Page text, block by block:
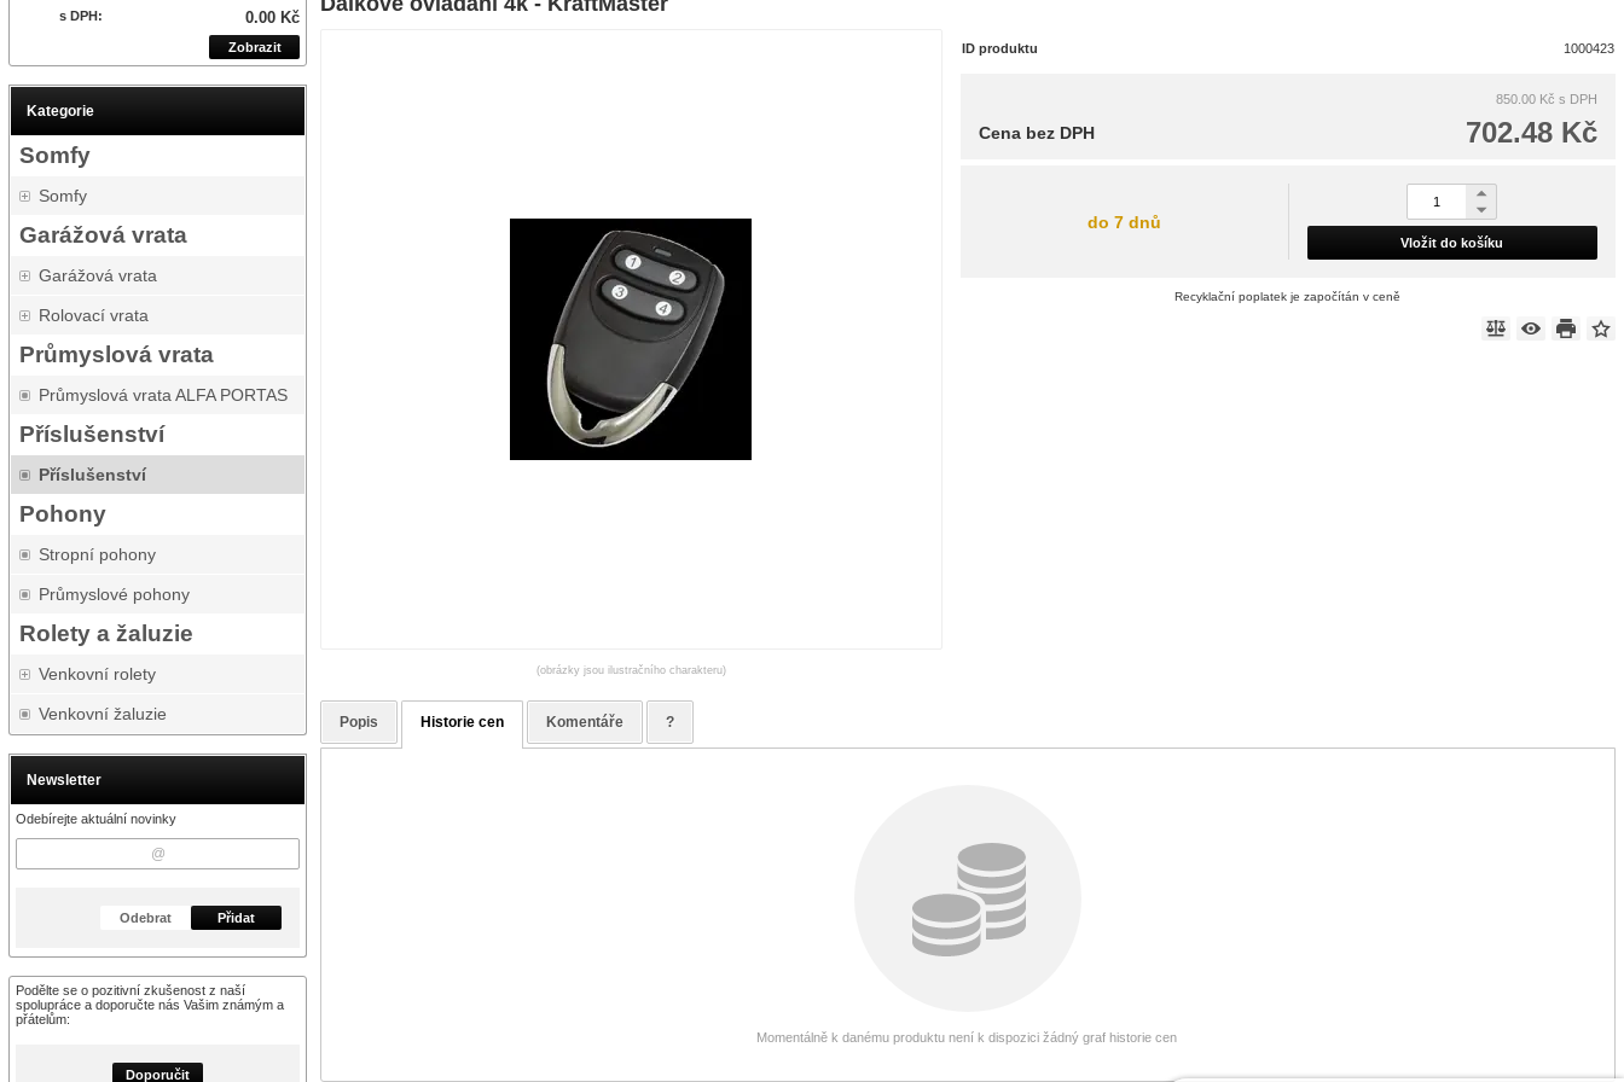
s DPH: 0.00 Kč
Zobrazit
Kategorie
Somfy
Somfy
Garážová vrata
Garážová vrata
Rolovací vrata
Průmyslová vrata
Průmyslová vrata ALFA PORTAS
Příslušenství
Příslušenství
Pohony
Stropní pohony
Průmyslové pohony
Rolety a žaluzie
Venkovní rolety
Venkovní žaluzie
Newsletter
Odebírejte aktuální novinky
Odebrat Přidat
Podělte se o pozitivní zkušenost z naší
spolupráce a doporučte nás Vašim známým a
přátelům:
Doporučit
(obrázky jsou ilustračního charakteru)
ID produktu 1000423
850.00 Kč s DPH
702.48 Kč
Cena bez DPH
do 7 dnů
Vložit do košíku
Recyklační poplatek je započítán v ceně
Popis Historie cen Komentáře ?
Momentálně k danému produktu není k dispozici žádný graf historie cen